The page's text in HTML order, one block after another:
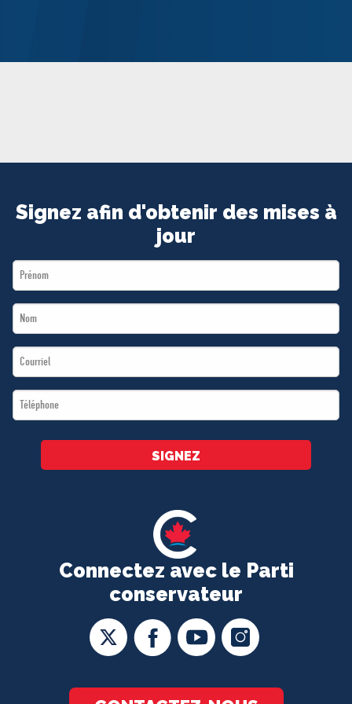
ADHÉREZ
Connectez avec le Parti
conservateur
Signez afin d'obtenir des mises à
jour
First
Name
Last
Name
Email
*
Téléphone
*
SIGNEZ